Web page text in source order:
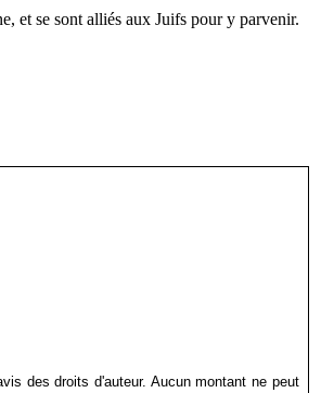
et se sont alliés aux Juifs pour y parvenir.
des droits d'auteur. Aucun montant ne peut